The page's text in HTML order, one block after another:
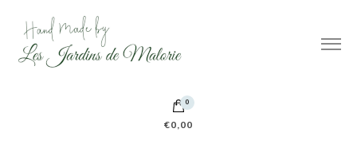
Hand made by Les Jardins de Malorie
100% frileuse 100% fait main 100% tout doux
0
€0,00